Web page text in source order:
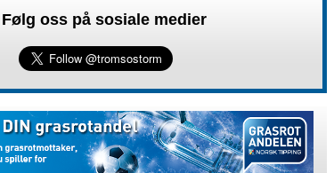
Følg oss på sosiale medier